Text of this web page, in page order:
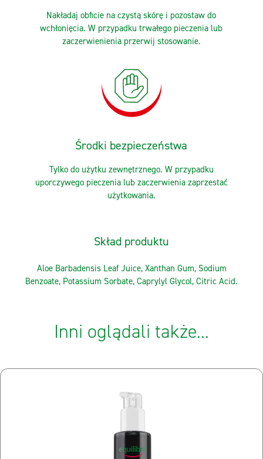
Nakładaj obficie na czystą skórę i pozostaw do
wchłonięcia. W przypadku trwałego pieczenia lub
zaczerwienienia przerwij stosowanie.
Środki bezpieczeństwa
Tylko do użytku zewnętrznego. W przypadku
uporczywego pieczenia lub zaczerwienia zaprzestać
użytkowania.
Skład produktu
Aloe Barbadensis Leaf Juice, Xanthan Gum, Sodium
Benzoate, Potassium Sorbate, Caprylyl Glycol, Citric Acid.
Inni oglądali także...